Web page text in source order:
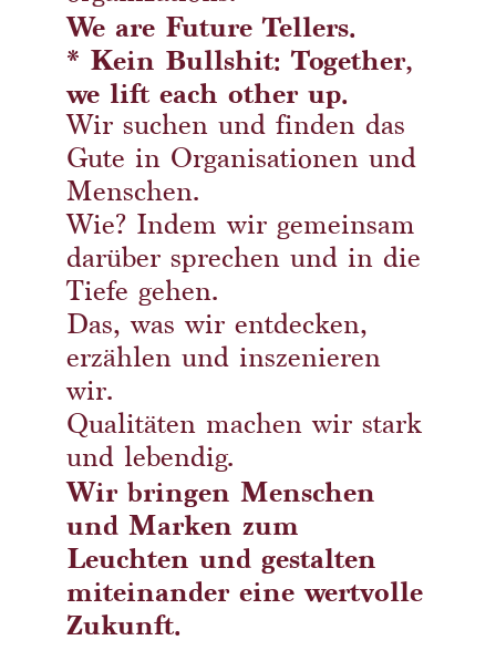
We are Future Tellers.
* Kein Bullshit: Together,
we lift each other up.
Wir suchen und finden das
Gute in Organisationen und
Menschen.
Wie? Indem wir gemeinsam
darüber sprechen und in die
Tiefe gehen.
Das, was wir entdecken,
erzählen und inszenieren
wir.
Qualitäten machen wir stark
und lebendig.
Wir bringen Menschen
und Marken zum
Leuchten und gestalten
miteinander eine wertvolle
Zukunft.